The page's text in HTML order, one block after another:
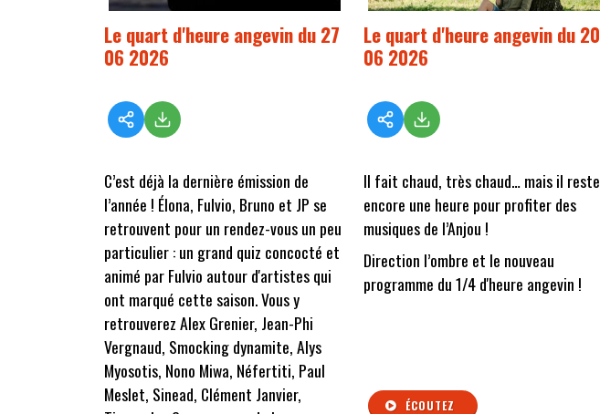
Le quart d'heure angevin du 27
06 2026
C’est déjà la dernière émission de
l’année ! Élona, Fulvio, Bruno et JP se
retrouvent pour un rendez-vous un peu
particulier : un grand quiz concocté et
animé par Fulvio autour d'artistes qui
ont marqué cette saison. Vous y
retrouverez Alex Grenier, Jean-Phi
Vergnaud, Smocking dynamite, Alys
Myosotis, Nono Miwa, Néfertiti, Paul
Meslet, Sinead, Clément Janvier,
Le quart d'heure angevin du 20
06 2026
Il fait chaud, très chaud… mais il reste
encore une heure pour profiter des
musiques de l’Anjou !
Direction l’ombre et le nouveau
programme du 1/4 d'heure angevin !
ÉCOUTEZ